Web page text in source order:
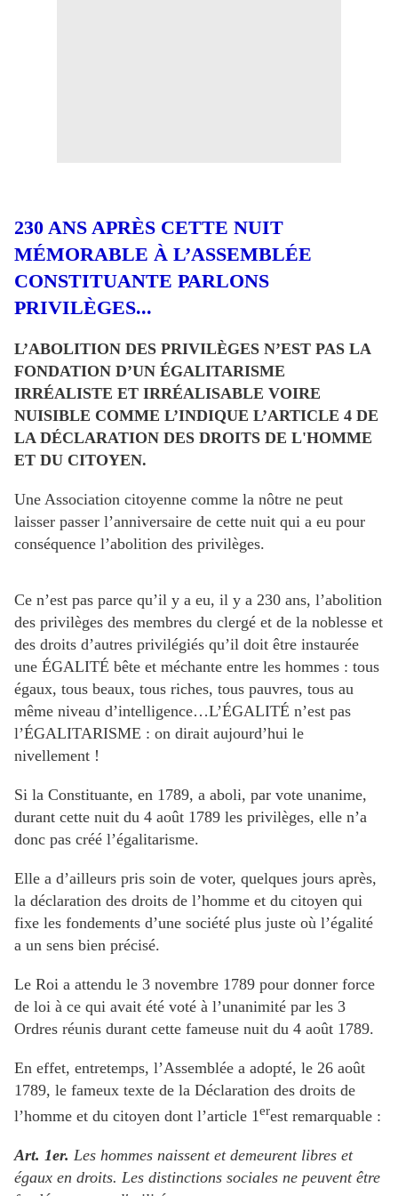
230 ANS APRÈS CETTE NUIT
MÉMORABLE À L’ASSEMBLÉE
CONSTITUANTE PARLONS
PRIVILÈGES...
L’ABOLITION DES PRIVILÈGES N’EST PAS LA
FONDATION D’UN ÉGALITARISME
IRRÉALISTE ET IRRÉALISABLE VOIRE
NUISIBLE COMME L’INDIQUE L’ARTICLE 4 DE
LA DÉCLARATION DES DROITS DE L'HOMME
ET DU CITOYEN.
Une Association citoyenne comme la nôtre ne peut
laisser passer l’anniversaire de cette nuit qui a eu pour
conséquence l’abolition des privilèges.
Ce n’est pas parce qu’il y a eu, il y a 230 ans, l’abolition
des privilèges des membres du clergé et de la noblesse et
des droits d’autres privilégiés qu’il doit être instaurée
une ÉGALITÉ bête et méchante entre les hommes : tous
égaux, tous beaux, tous riches, tous pauvres, tous au
même niveau d’intelligence…L’ÉGALITÉ n’est pas
l’ÉGALITARISME : on dirait aujourd’hui le
nivellement !
Si la Constituante, en 1789, a aboli, par vote unanime,
durant cette nuit du 4 août 1789 les privilèges, elle n’a
donc pas créé l’égalitarisme.
Elle a d’ailleurs pris soin de voter, quelques jours après,
la déclaration des droits de l’homme et du citoyen qui
fixe les fondements d’une société plus juste où l’égalité
a un sens bien précisé.
Le Roi a attendu le 3 novembre 1789 pour donner force
de loi à ce qui avait été voté à l’unanimité par les 3
Ordres réunis durant cette fameuse nuit du 4 août 1789.
En effet, entretemps, l’Assemblée a adopté, le 26 août
1789, le fameux texte de la Déclaration des droits de
l’homme et du citoyen dont l’article 1erest remarquable :
Art. 1er. Les hommes naissent et demeurent libres et
égaux en droits. Les distinctions sociales ne peuvent être